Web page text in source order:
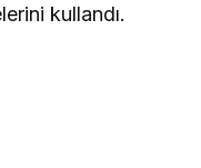
kullandı.